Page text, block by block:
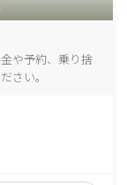
や予約、乗り捨
さい。